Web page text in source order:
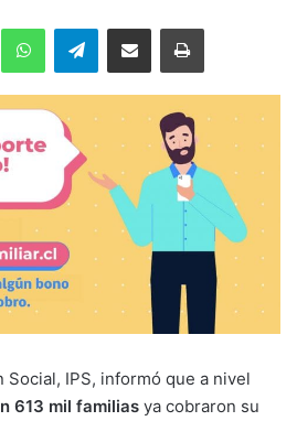
WhatsAppTelegramEnviar vía email Imprimir
IPS, informó que a nivel
613 mil familias ya cobraron su